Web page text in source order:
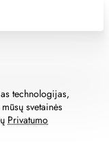
technologijas,
svetainės
Privatumo